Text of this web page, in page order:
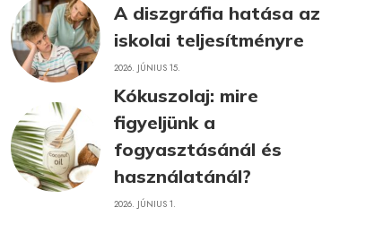
A diszgráfia hatása az
iskolai teljesítményre
2026. JÚNIUS 15.
Kókuszolaj: mire
figyeljünk a
fogyasztásánál és
használatánál?
2026. JÚNIUS 1.